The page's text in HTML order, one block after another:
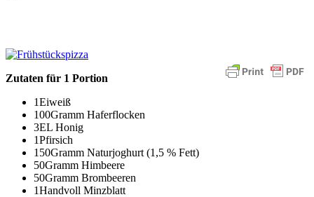
Zutaten für 1 Portion
1Eiweiß
100Gramm Haferflocken
3EL Honig
1Pfirsich
150Gramm Naturjoghurt (1,5 % Fett)
50Gramm Himbeere
50Gramm Brombeeren
1Handvoll Minzblatt